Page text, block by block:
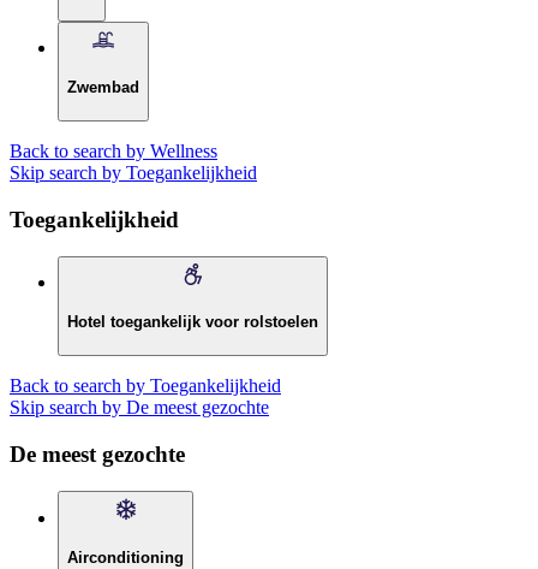
Zwembad
Back to search by Wellness
Skip search by Toegankelijkheid
Toegankelijkheid
Hotel toegankelijk voor rolstoelen
Back to search by Toegankelijkheid
Skip search by De meest gezochte
De meest gezochte
Airconditioning